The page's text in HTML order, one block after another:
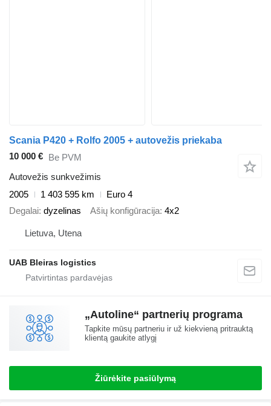
Scania P420 + Rolfo 2005 + autovežis priekaba
10 000 € Be PVM
Autovežis sunkvežimis
2005
1 403 595 km
Euro 4
Degalai dyzelinas Ašių konfigūracija 4x2
Lietuva, Utena
UAB Bleiras logistics
„Autoline“ partnerių programa
Tapkite mūsų partneriu ir už kiekvieną pritrauktą
klientą gaukite atlygį
Žiūrėkite pasiūlymą